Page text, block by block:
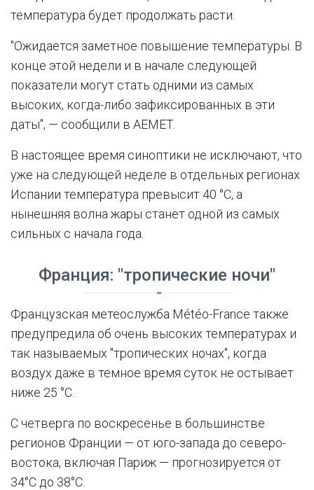
температура будет продолжать расти.
"Ожидается заметное повышение температуры. В
конце этой недели и в начале следующей
показатели могут стать одними из самых
высоких, когда-либо зафиксированных в эти
даты", — сообщили в AEMET.
В настоящее время синоптики не исключают, что
уже на следующей неделе в отдельных регионах
Испании температура превысит 40 °C, а
нынешняя волна жары станет одной из самых
сильных с начала года.
Франция: "тропические ночи"
Французская метеослужба Météo-France также
предупредила об очень высоких температурах и
так называемых "тропических ночах", когда
воздух даже в темное время суток не остывает
ниже 25 °C.
С четверга по воскресенье в большинстве
регионов Франции — от юго-запада до северо-
востока, включая Париж — прогнозируется от
34°C до 38°C.